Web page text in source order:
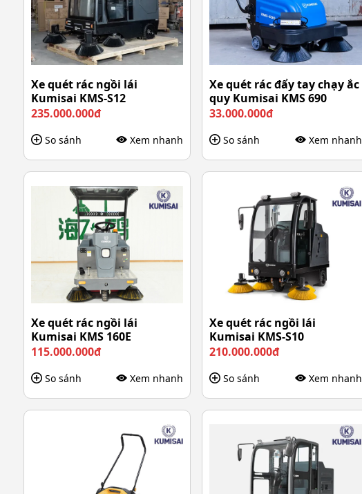
Xe quét rác ngồi lái
Kumisai KMS-S12
235.000.000đ
So sánh Xem nhanh
Xe quét rác đẩy tay chạy ắc
quy Kumisai KMS 690
33.000.000đ
So sánh Xem nhanh
Xe quét rác ngồi lái
Kumisai KMS 160E
115.000.000đ
So sánh Xem nhanh
Xe quét rác ngồi lái
Kumisai KMS-S10
210.000.000đ
So sánh Xem nhanh